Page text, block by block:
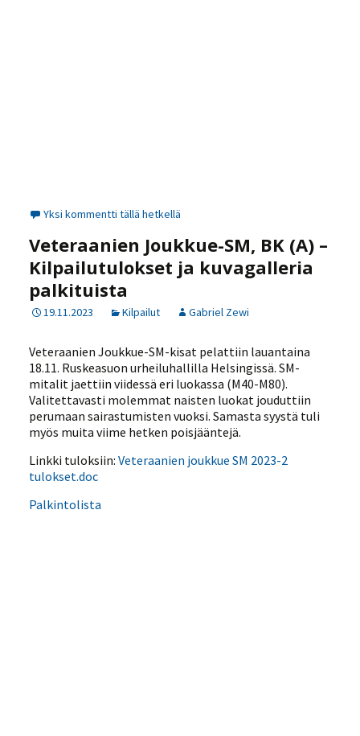
Yksi kommentti tällä hetkellä
Veteraanien Joukkue-SM, BK (A) –
Kilpailutulokset ja kuvagalleria
palkituista
19.11.2023 Kilpailut Gabriel Zewi
Veteraanien Joukkue-SM-kisat pelattiin lauantaina
18.11. Ruskeasuon urheiluhallilla Helsingissä. SM-
mitalit jaettiin viidessä eri luokassa (M40-M80).
Valitettavasti molemmat naisten luokat jouduttiin
perumaan sairastumisten vuoksi. Samasta syystä tuli
myös muita viime hetken poisjääntejä.
Linkki tuloksiin:Veteraanien joukkue SM 2023-2
tulokset.doc
Palkintolista